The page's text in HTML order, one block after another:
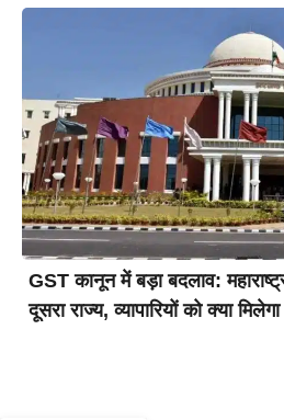
GST कानून में बड़ा बदलाव:
दूसरा राज्य, व्यापारियों को क्या